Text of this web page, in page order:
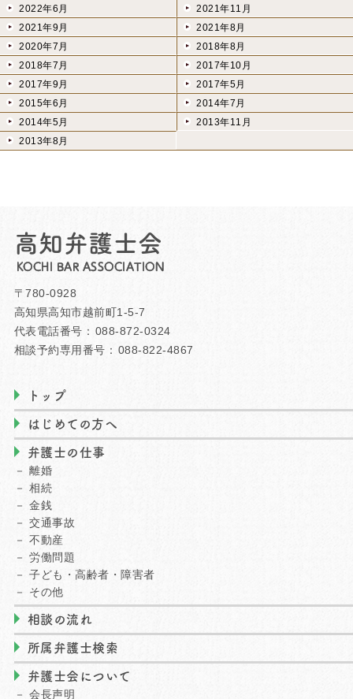
2022年6月
2021年11月
2021年9月
2021年8月
2020年7月
2018年8月
2018年7月
2017年10月
2017年9月
2017年5月
2015年6月
2014年7月
2014年5月
2013年11月
2013年8月
高知弁護士会
KOCHI BAR ASSOCIATION
〒780-0928
高知県高知市越前町1-5-7
代表電話番号： 088-872-0324
相談予約専用番号： 088-822-4867
トップ
はじめての方へ
弁護士の仕事
離婚
相続
金銭
交通事故
不動産
労働問題
子ども・高齢者・障害者
その他
相談の流れ
所属弁護士検索
弁護士会について
会長声明